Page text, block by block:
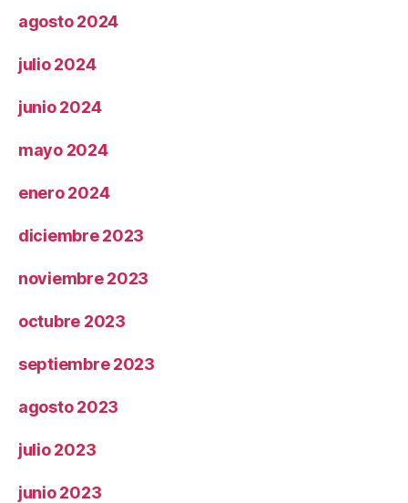
agosto 2024
julio 2024
junio 2024
mayo 2024
enero 2024
diciembre 2023
noviembre 2023
octubre 2023
septiembre 2023
agosto 2023
julio 2023
junio 2023